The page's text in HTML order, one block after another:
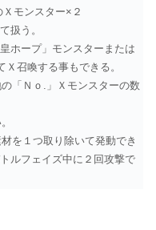
モンスター×２
扱う。
ホープ」モンスターまたは
Ｘ召喚する事もできる。
「Ｎｏ.」Ｘモンスターの数
を１つ取り除いて発動でき
ルフェイズ中に２回攻撃で